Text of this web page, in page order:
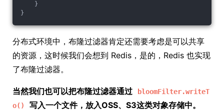
}
}
分布式环境中，布隆过滤器肯定还需要考虑是可以共享
的资源，这时候我们会想到 Redis，是的，Redis 也实现
了布隆过滤器。
当然我们也可以把布隆过滤器通过
bloomFilter.writeT
o()
写入一个文件，放入OSS、S3这类对象存储中。